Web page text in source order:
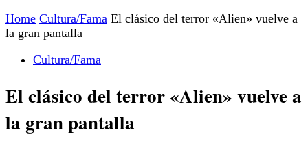
Home Cultura/Fama El clásico del terror «Alien» vuelve a
la gran pantalla
Cultura/Fama
El clásico del terror «Alien» vuelve a
la gran pantalla